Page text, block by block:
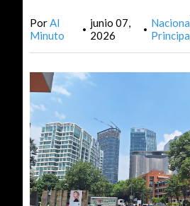
PorAl
Minuto
• junio 07,
2026
•